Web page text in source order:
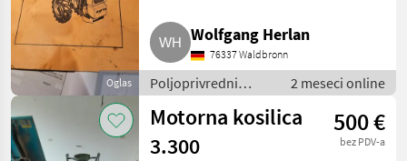
Oglas
Wolfgang Herlan
76337 Waldbronn
Poljoprivredni
motorni strojevi /
Motokultivatori i
motorne freze
2 meseci online
Motorna kosilica
3.300
500 €
bez PDV-a